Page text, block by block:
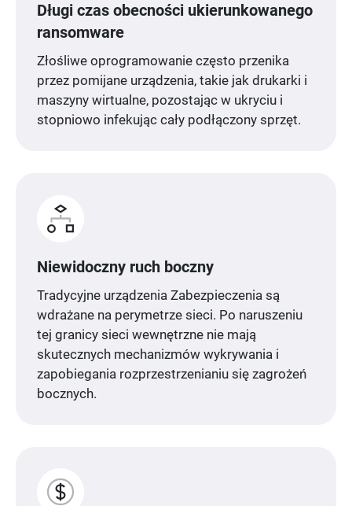
Długi czas obecności ukierunkowanego
ransomware
Złośliwe oprogramowanie często przenika
przez pomijane urządzenia, takie jak drukarki i
maszyny wirtualne, pozostając w ukryciu i
stopniowo infekując cały podłączony sprzęt.
Niewidoczny ruch boczny
Tradycyjne urządzenia Zabezpieczenia są
wdrażane na perymetrze sieci. Po naruszeniu
tej granicy sieci wewnętrzne nie mają
skutecznych mechanizmów wykrywania i
zapobiegania rozprzestrzenianiu się zagrożeń
bocznych.